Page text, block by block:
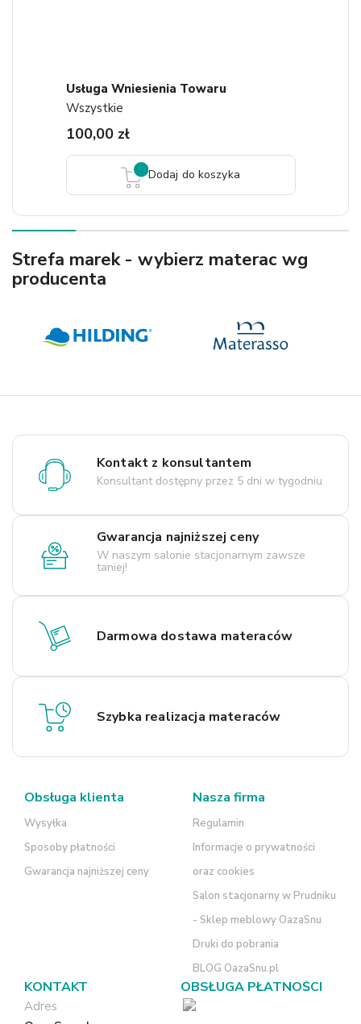
Usługa Wniesienia Towaru
Wszystkie
100,00 zł
Dodaj do koszyka
Strefa marek - wybierz materac wg
producenta
Kontakt z konsultantem
Konsultant dostępny przez 5 dni w tygodniu
Gwarancja najniższej ceny
W naszym salonie stacjonarnym zawsze
taniej!
Darmowa dostawa materaców
Szybka realizacja materaców
Obsługa klienta
Wysyłka
Sposoby płatności
Gwarancja najniższej ceny
Nasza firma
Regulamin
Informacje o prywatności
oraz cookies
Salon stacjonarny w Prudniku
- Sklep meblowy OazaSnu
Druki do pobrania
BLOG OazaSnu.pl
KONTAKT
Adres
OBSŁUGA PŁATNOŚCI